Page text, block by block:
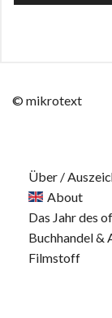
© mikrotext
Über /
About
Das Jahr des
Buchhandel &
Filmstoff